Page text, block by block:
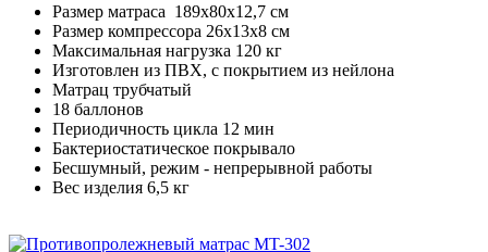
Размер матраса 189х80х12,7 см
Размер компрессора 26х13х8 см
Максимальная нагрузка 120 кг
Изготовлен из ПВХ, с покрытием из нейлона
Матрац трубчатый
18 баллонов
Периодичность цикла 12 мин
Бактериостатическое покрывало
Бесшумный, режим - непрерывной работы
Вес изделия 6,5 кг